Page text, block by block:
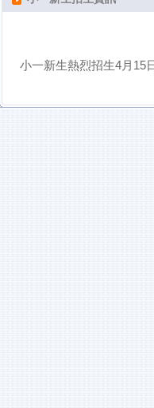
小一新生熱烈招生4月15